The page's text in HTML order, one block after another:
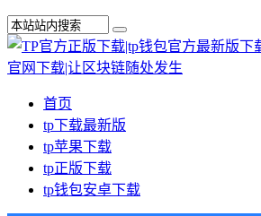
首页
tp下载最新版
tp苹果下载
tp正版下载
tp钱包安卓下载